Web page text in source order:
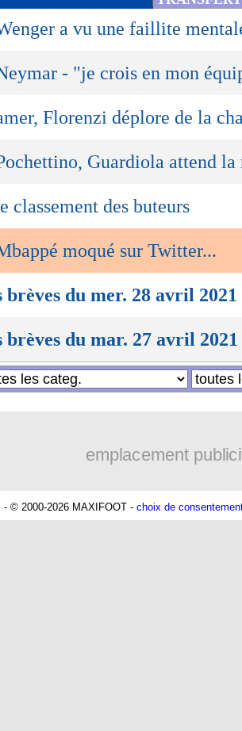
a vu une faillite
- "je crois en mon
Florenzi déplore de la
Guardiola attend la
classement des buteurs
moqué sur Twitter...
brèves du mer. 28 avril 2021
brèves du mar. 27 avril 2021
emplacement
- © 2000-2026 MAXIFOOT - choix de